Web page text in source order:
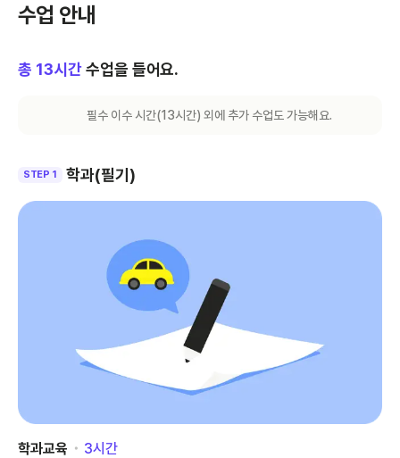
수업 안내
총 13시간 수업을 들어요.
필수 이수 시간(13시간) 외에 추가 수업도 가능해요.
STEP 1 학과(필기)
학과교육 ･ 3시간